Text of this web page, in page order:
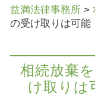
益満法律事務所 >
の受け取りは可能
相続放棄
け取りは